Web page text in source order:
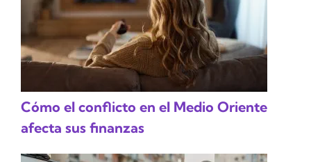
Cómo el conflicto en el Medio Oriente
afecta sus finanzas